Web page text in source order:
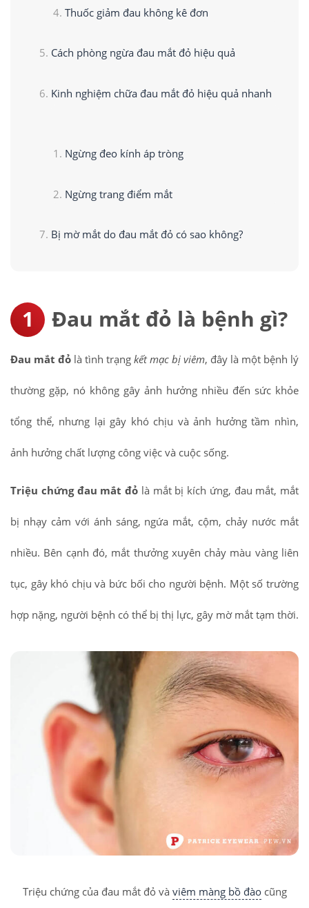
Thuốc giảm đau không kê đơn
Cách phòng ngừa đau mắt đỏ hiệu quả
Kinh nghiệm chữa đau mắt đỏ hiệu quả nhanh
Ngừng đeo kính áp tròng
Ngừng trang điểm mắt
Bị mờ mắt do đau mắt đỏ có sao không?
Đau mắt đỏ là bệnh gì?
Đau mắt đỏ là tình trạng kết mạc bị viêm, đây là một bệnh lý
thường gặp, nó không gây ảnh hưởng nhiều đến sức khỏe
tổng thể, nhưng lại gây khó chịu và ảnh hưởng tầm nhìn,
ảnh hưởng chất lượng công việc và cuộc sống.
Triệu chứng đau mắt đỏ là mắt bị kích ứng, đau mắt, mắt
bị nhạy cảm với ánh sáng, ngứa mắt, cộm, chảy nước mắt
nhiều. Bên cạnh đó, mắt thưởng xuyên chảy màu vàng liên
tục, gây khó chịu và bức bối cho người bệnh. Một số trường
hợp nặng, người bệnh có thể bị thị lực, gây mờ mắt tạm thời.
Triệu chứng của đau mắt đỏ và viêm màng bồ đàocũng